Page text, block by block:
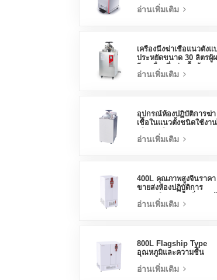
Steam Steamer โรงงาน
ขายตรงโรงงานในประเทศ
อ่านเพิ่มเติม
เครื่องนึ่งฆ่าเชื้อแนวตั้งแ
ประหยัดขนาด 30 ลิตรผู้
จีนเครื่องนึ่งฆ่าเชื้อด้วยแรง
ดัน
อ่านเพิ่มเติม
อุปกรณ์ห้องปฏิบัติการฆ่า
เชื้อในแนวตั้งชนิดใช้งา
จริง 70 ลิตรการออกแบบ
แนวตั้งเครื่องนึ่งขวดนมด้ว
อ่านเพิ่มเติม
400L คุณภาพสูงจีนราคา
ขายส่งห้องปฏิบัติการ
อุณหภูมิความชื้นสิ่งแวดล้
Stable Test Chamber
อ่านเพิ่มเติม
800L Flagship Type
อุณหภูมิและความชื้น
Incubator Chamber
อุปกรณ์ห้องปฏิบัติการ
อ่านเพิ่มเติม